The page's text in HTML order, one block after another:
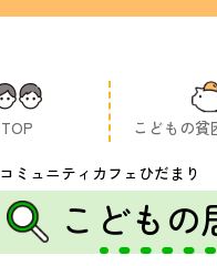
TOP こどもの貧
コミュニティカフェひだまり
こども